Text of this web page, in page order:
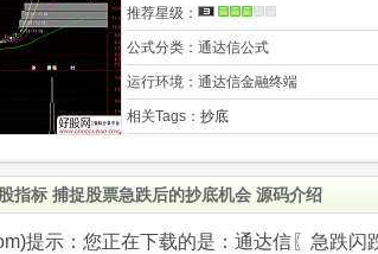
推荐星级：
公式分类： 通达信公式
运行环境： 通达信金融终端
相关Tags： 抄底
指标 捕捉股票急跌后的抄底机会 源码介绍
提示：您正在下载的是：通达信〖急跌闪